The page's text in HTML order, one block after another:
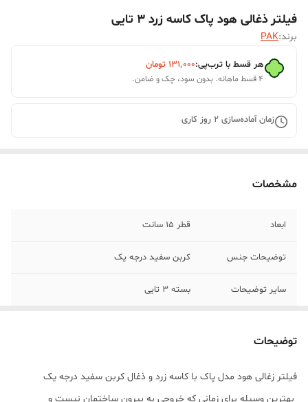
فیلتر ذغالی هود پاک کاسه زرد 3 تایی
برند:PAK
هر قسط با ترب‌پی:۱۳۱٬۰۰۰ تومان
۴ قسط ماهانه. بدون سود، چک و ضامن.
زمان آماده‌سازی 2 روز کاری
مشخصات
ابعاد قطر 15 سانت
توضیحات جنس کربن سفید درجه یک
سایر توضیحات بسته 3 تایی
توضیحات
فیلتر زغالی هود مدل پاک با کاسه زرد و ذغال کربن سفید درجه یک
بهترین وسیله برای زمانی که خروجی به بیرون ساختمان نیست و